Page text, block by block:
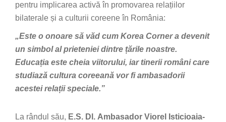
pentru implicarea activă în promovarea relațiilor
bilaterale și a culturii coreene în România:
„Este o onoare să văd cum Korea Corner a devenit
un simbol al prieteniei dintre țările noastre.
Educația este cheia viitorului, iar tinerii români care
studiază cultura coreeană vor fi ambasadorii
acestei relații speciale.”
La rândul său, E.S. Dl. Ambasador Viorel Isticioaia-